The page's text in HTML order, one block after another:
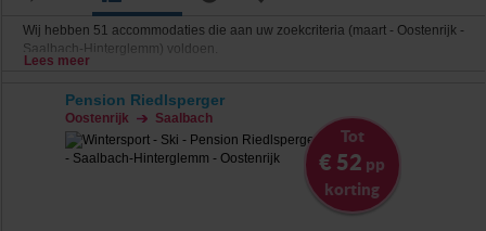
Wij hebben 51 accommodaties die aan uw zoekcriteria (maart - Oostenrijk -
Saalbach-Hinterglemm) voldoen.
Lees meer
Pension Riedlsperger
Oostenrijk Saalbach
Tot
€ 52 pp
korting